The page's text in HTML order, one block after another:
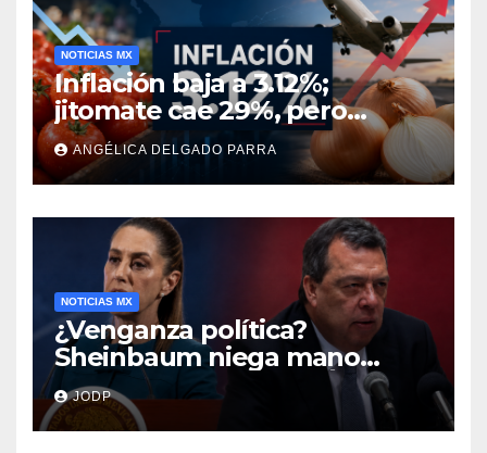
NOTICIAS MX
Inflación baja a 3.12%;
jitomate cae 29%, pero
cebolla y vuelos se
encarecen
ANGÉLICA DELGADO PARRA
NOTICIAS MX
¿Venganza política?
Sheinbaum niega mano
negra en captura de Ángel
Aguirre
JODP